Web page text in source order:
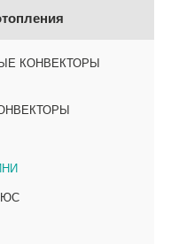
КОНВЕКТОРЫ